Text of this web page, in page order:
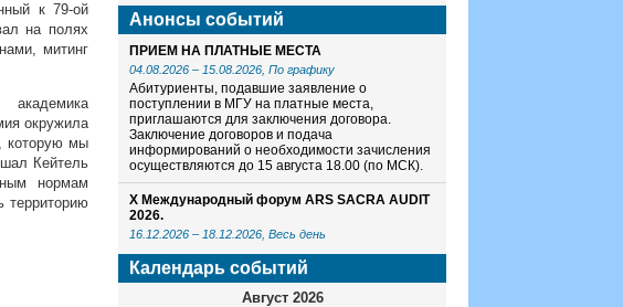
к 79-ой
на полях
митинг
окружила
которую мы
Кейтель
нормам
территорию
Анонсы событий
ПРИЕМ НА ПЛАТНЫЕ МЕСТА
04.08.2026 – 15.08.2026 , По графику
Абитуриенты, подавшие заявление о
поступлении в МГУ на платные места,
приглашаются для заключения договора.
Заключение договоров и подача
информирований о необходимости зачисления
осуществляются до 15 августа 18.00 (по МСК).
X Международный форум ARS SACRA AUDIT
2026.
16.12.2026 – 18.12.2026 , Весь день
Календарь событий
Август 2026